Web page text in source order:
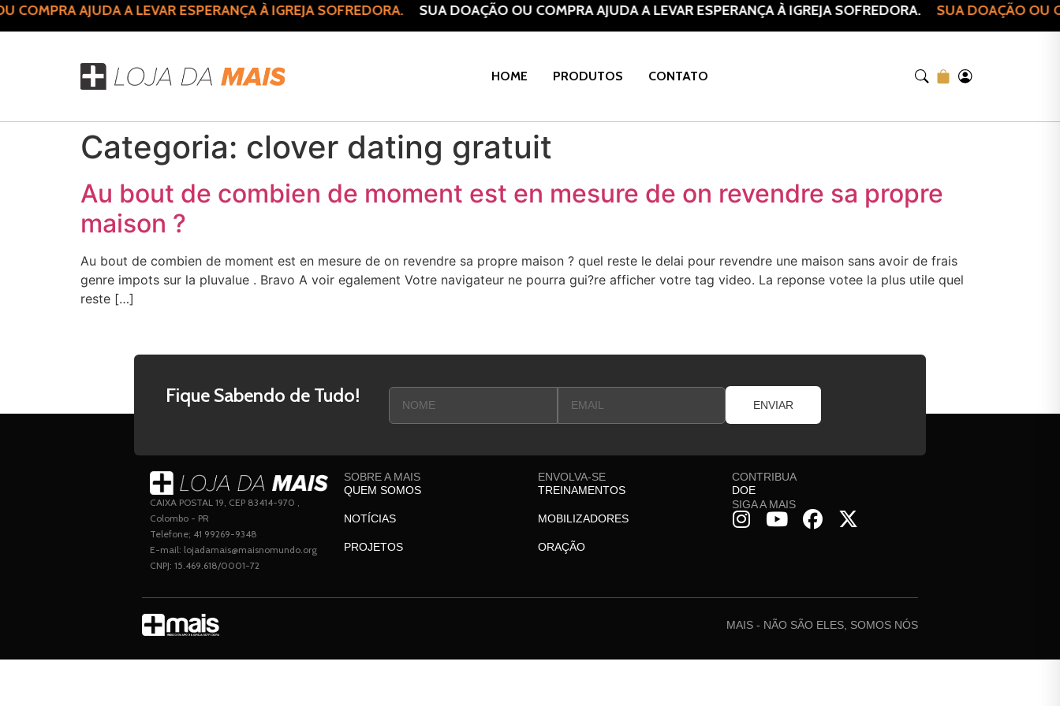
COMPRA AJUDA A LEVAR ESPERANÇA À IGREJA SOFREDORA. SUA DOAÇÃO OU COMPRA AJUDA A LEVAR ESPERANÇA À IGREJA SOFREDORA. SUA DOAÇÃO OU
HOME PRODUTOS CONTATO
Categoria: clover dating gratuit
Au bout de combien de moment est en mesure de on revendre sa propre
maison ?
Au bout de combien de moment est en mesure de on revendre sa propre maison ? quel reste le delai pour revendre une maison sans avoir de frais
genre impots sur la pluvalue . Bravo A voir egalement Votre navigateur ne pourra gui?re afficher votre tag video. La reponse votee la plus utile quel
reste […]
Fique Sabendo de Tudo! ENVIAR
CAIXA POSTAL 19, CEP 83414-970 ,
Colombo - PR
Telefone; 41 99269-9348
E-mail: lojadamais@maisnomundo.org
CNPJ: 15.469.618/0001-72
SOBRE A MAIS
QUEM SOMOS
NOTÍCIAS
PROJETOS
ENVOLVA-SE
TREINAMENTOS
MOBILIZADORES
ORAÇÃO
CONTRIBUA
DOE
SIGA A MAIS
MAIS - NÃO SÃO ELES, SOMOS NÓS